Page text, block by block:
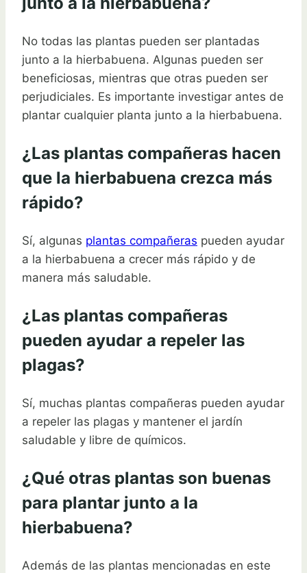
No todas las plantas pueden ser plantadas
junto a la hierbabuena. Algunas pueden ser
beneficiosas, mientras que otras pueden ser
perjudiciales. Es importante investigar antes de
plantar cualquier planta junto a la hierbabuena.
¿Las plantas compañeras hacen
que la hierbabuena crezca más
rápido?
Sí, algunas plantas compañeras pueden ayudar
a la hierbabuena a crecer más rápido y de
manera más saludable.
¿Las plantas compañeras
pueden ayudar a repeler las
plagas?
Sí, muchas plantas compañeras pueden ayudar
a repeler las plagas y mantener el jardín
saludable y libre de químicos.
¿Qué otras plantas son buenas
para plantar junto a la
hierbabuena?
Además de las plantas mencionadas en este